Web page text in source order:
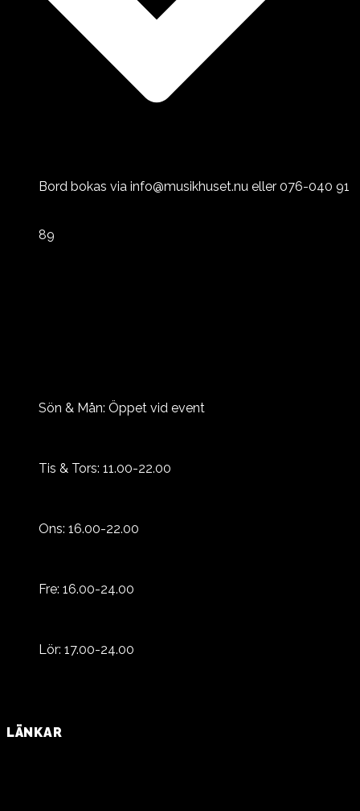
Bord bokas via info@musikhuset.nu eller 076-040 91
89
Sön & Mån: Öppet vid event
Tis & Tors: 11.00-22.00
Ons: 16.00-22.00
Fre: 16.00-24.00
Lör: 17.00-24.00
LÄNKAR